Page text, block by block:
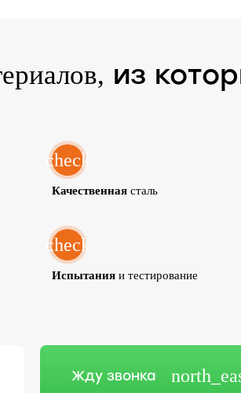
из
check
Качественнаясталь
check
Испытанияи тестирование
Жду звонка